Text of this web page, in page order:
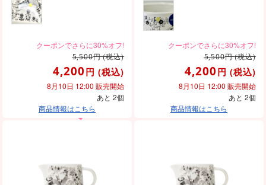
5,500円(税込)
4,200円 (税込)
8月10日 12:00 販売開始
あと 2個
商品情報はこちら
5,500円(税込)
4,200円 (税込)
8月10日 12:00 販売開始
あと 2個
商品情報はこちら